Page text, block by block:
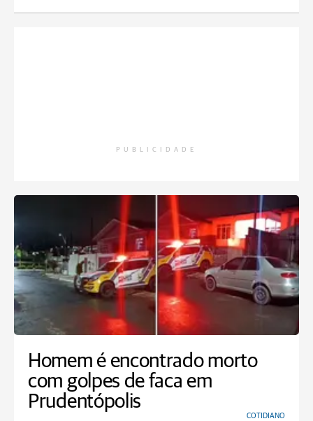
PUBLICIDADE
Homem é encontrado morto
com golpes de faca em
Prudentópolis
COTIDIANO